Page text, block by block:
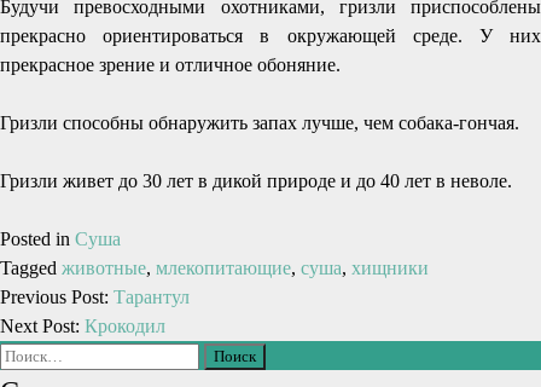
Будучи превосходными охотниками, гризли приспособлены
прекрасно ориентироваться в окружающей среде. У них
прекрасное зрение и отличное обоняние.
Гризли способны обнаружить запах лучше, чем собака-гончая.
Гризли живет до 30 лет в дикой природе и до 40 лет в неволе.
Posted in Суша
Tagged животные, млекопитающие, суша, хищники
Previous Post: Тарантул
Next Post: Крокодил